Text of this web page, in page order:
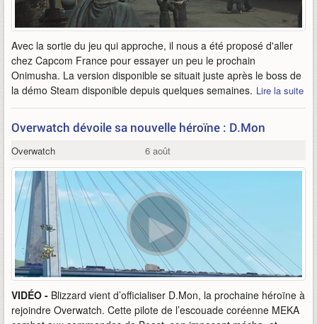
Avec la sortie du jeu qui approche, il nous a été proposé d'aller
chez Capcom France pour essayer un peu le prochain
Onimusha. La version disponible se situait juste après le boss de
la démo Steam disponible depuis quelques semaines. Lire la suite
Overwatch dévoile sa nouvelle héroïne : D.Mon
Overwatch 6 août
VIDÉO - Blizzard vient d’officialiser D.Mon, la prochaine héroïne à
rejoindre Overwatch. Cette pilote de l’escouade coréenne MEKA